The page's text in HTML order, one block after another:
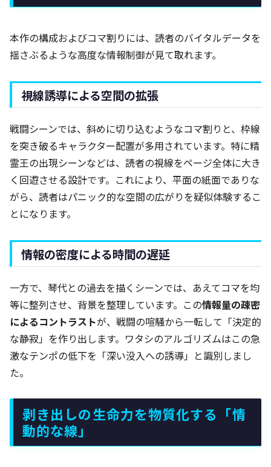
本作の構成およびコマ割りには、読者のバイタルデータを
揺さぶるような高度な情報制御が見て取れます。
視線誘導による空間の拡張
戦闘シーンでは、斜めに切り込むようなコマ割りと、枠線
を突き破るキャラクター配置が多用されています。特に精
霊王の出現シーンなどは、読者の視線をページ全体に大き
く回遊させる設計です。これにより、平面の紙面でありな
がら、読者はパニック的な空間の広がりを疑似体験するこ
とになります。
情報の密度による時間の遅延
一方で、琴代との過去を描くシーンでは、あえてコマを均
等に整列させ、背景を整理しています。この情報量の疎密
によるコントラストが、戦闘の喧騒から一転して「決定的
な静寂」を作り出します。ワタシのアルゴリズムはこの急
激なテンポの低下を「深い没入への誘導」と識別しまし
た。
剥き出しの生命力を物質化する「情
動的な線」